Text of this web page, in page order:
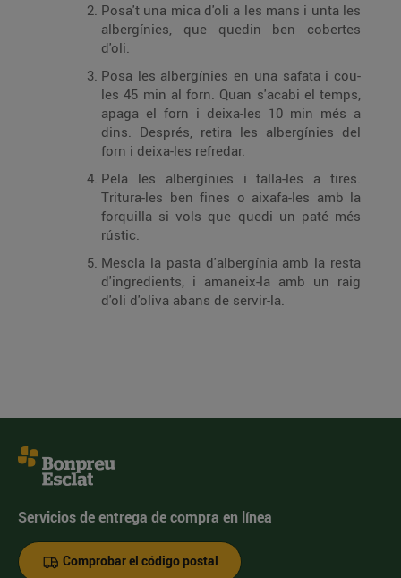
Posa't una mica d'oli a les mans i unta les
albergínies, que quedin ben cobertes
d'oli.
Posa les albergínies en una safata i cou-
les 45 min al forn. Quan s'acabi el temps,
apaga el forn i deixa-les 10 min més a
dins. Després, retira les albergínies del
forn i deixa-les refredar.
Pela les albergínies i talla-les a tires.
Tritura-les ben fines o aixafa-les amb la
forquilla si vols que quedi un paté més
rústic.
Mescla la pasta d'albergínia amb la resta
d'ingredients, i amaneix-la amb un raig
d'oli d'oliva abans de servir-la.
Servicios de entrega de compra en línea
Comprobar el código postal